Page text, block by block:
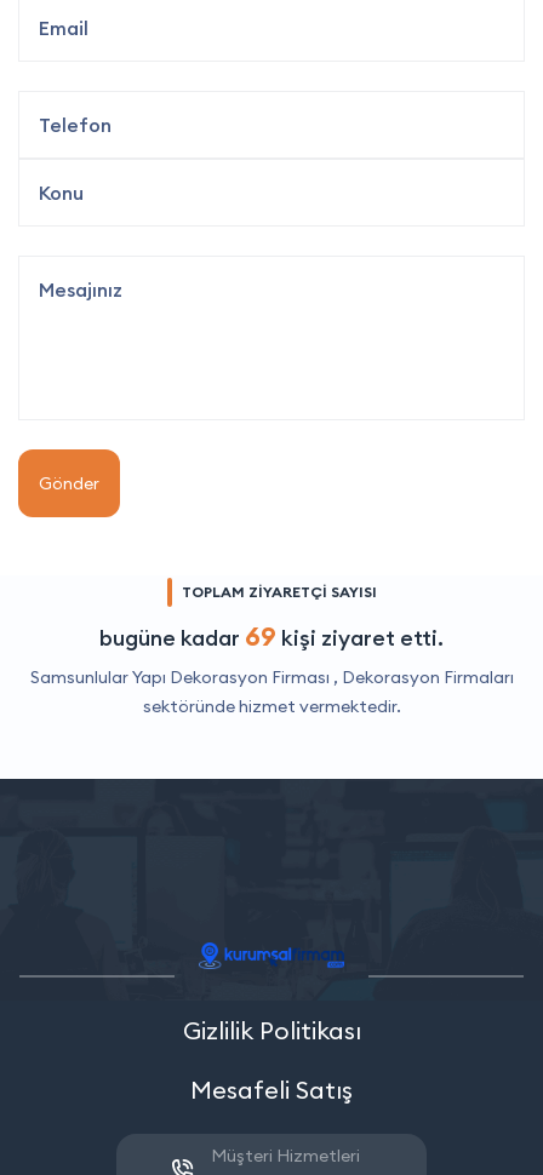
Gönder
TOPLAM ZİYARETÇİ SAYISI
bugüne kadar 69 kişi ziyaret etti.
Samsunlular Yapı Dekorasyon Firması , Dekorasyon Firmaları
sektöründe hizmet vermektedir.
Gizlilik Politikası
Mesafeli Satış
Müşteri Hizmetleri